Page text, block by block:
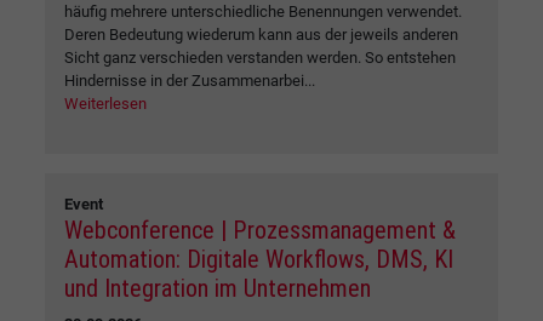
häufig mehrere unterschiedliche Benennungen verwendet.
Deren Bedeutung wiederum kann aus der jeweils anderen
Sicht ganz verschieden verstanden werden. So entstehen
Hindernisse in der Zusammenarbei...
Weiterlesen
Event
Webconference | Prozessmanagement &
Automation: Digitale Workflows, DMS, KI
und Integration im Unternehmen